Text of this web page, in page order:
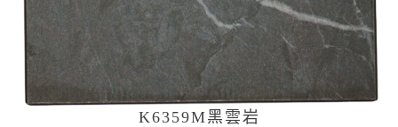
K6359M黑雲岩